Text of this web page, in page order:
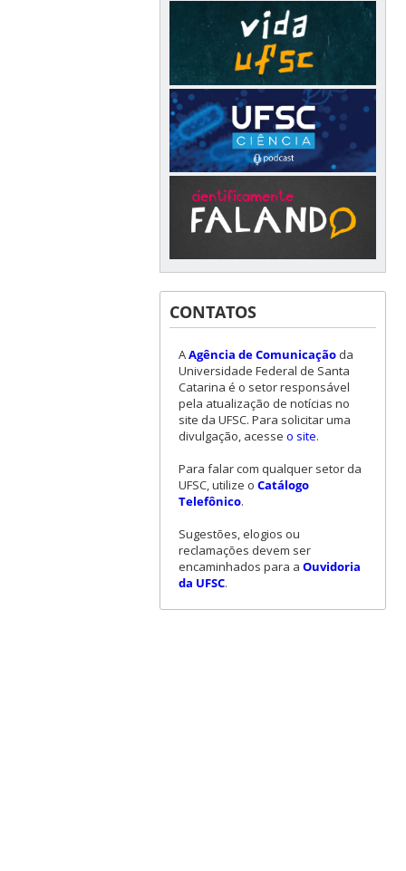
CONTATOS
AAgência de Comunicaçãoda
Universidade Federal de Santa
Catarina é o setor responsável
pela atualização de notícias no
site da UFSC. Para solicitar uma
divulgação, acesse o site.
Para falar com qualquer setor da
UFSC, utilize o Catálogo
Telefônico.
Sugestões, elogios ou
reclamações devem ser
encaminhados para a Ouvidoria
da UFSC.